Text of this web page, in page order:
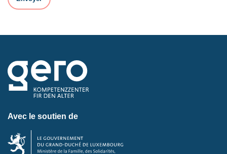
Avec le soutien de